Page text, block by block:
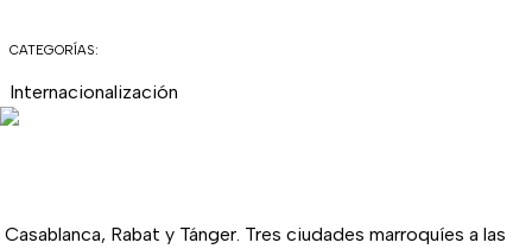
CATEGORÍAS:
Internacionalización
Casablanca, Rabat y Tánger. Tres ciudades marroquíes a las